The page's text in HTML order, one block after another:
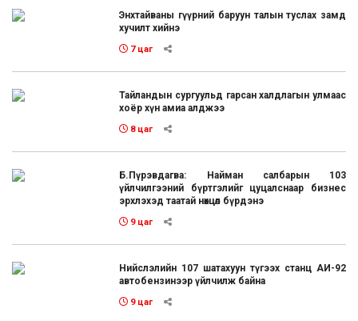
Энхтайваны гүүрний баруун талын туслах замд
хучилт хийнэ
7 цаг
Тайландын сургуульд гарсан халдлагын улмаас
хоёр хүн амиа алджээ
8 цаг
Б.Пүрэвдагва: Найман салбарын 103
үйлчилгээний бүртгэлийг цуцалснаар бизнес
эрхлэхэд таатай нөхцөл бүрдэнэ
9 цаг
Нийслэлийн 107 шатахуун түгээх станц АИ-92
автобензинээр үйлчилж байна
9 цаг